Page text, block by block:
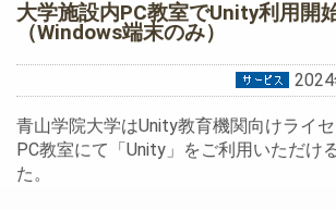
大学施設内PC教室でUnity利用開
（Windows端末のみ）
青山学院大学はUnity教育機関向けライセ
PC教室にて「Unity」をご利用いただけ
た。